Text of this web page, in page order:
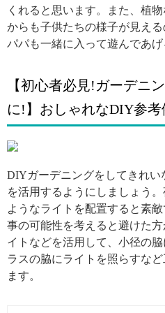
くれると思います。また、植
からも子供たちの様子が見え
パパも一緒に入って遊んであげ
【初心者必見!ガーデニ
に!】おしゃれなDIY参
DIYガーデニングをしてきれい
を活用するようにしましょう
ようなライトを配置すると素
事の可能性を考えると避けた
イトなどを活用して、小径の
ラスの脇にライトを照らすな
ます。